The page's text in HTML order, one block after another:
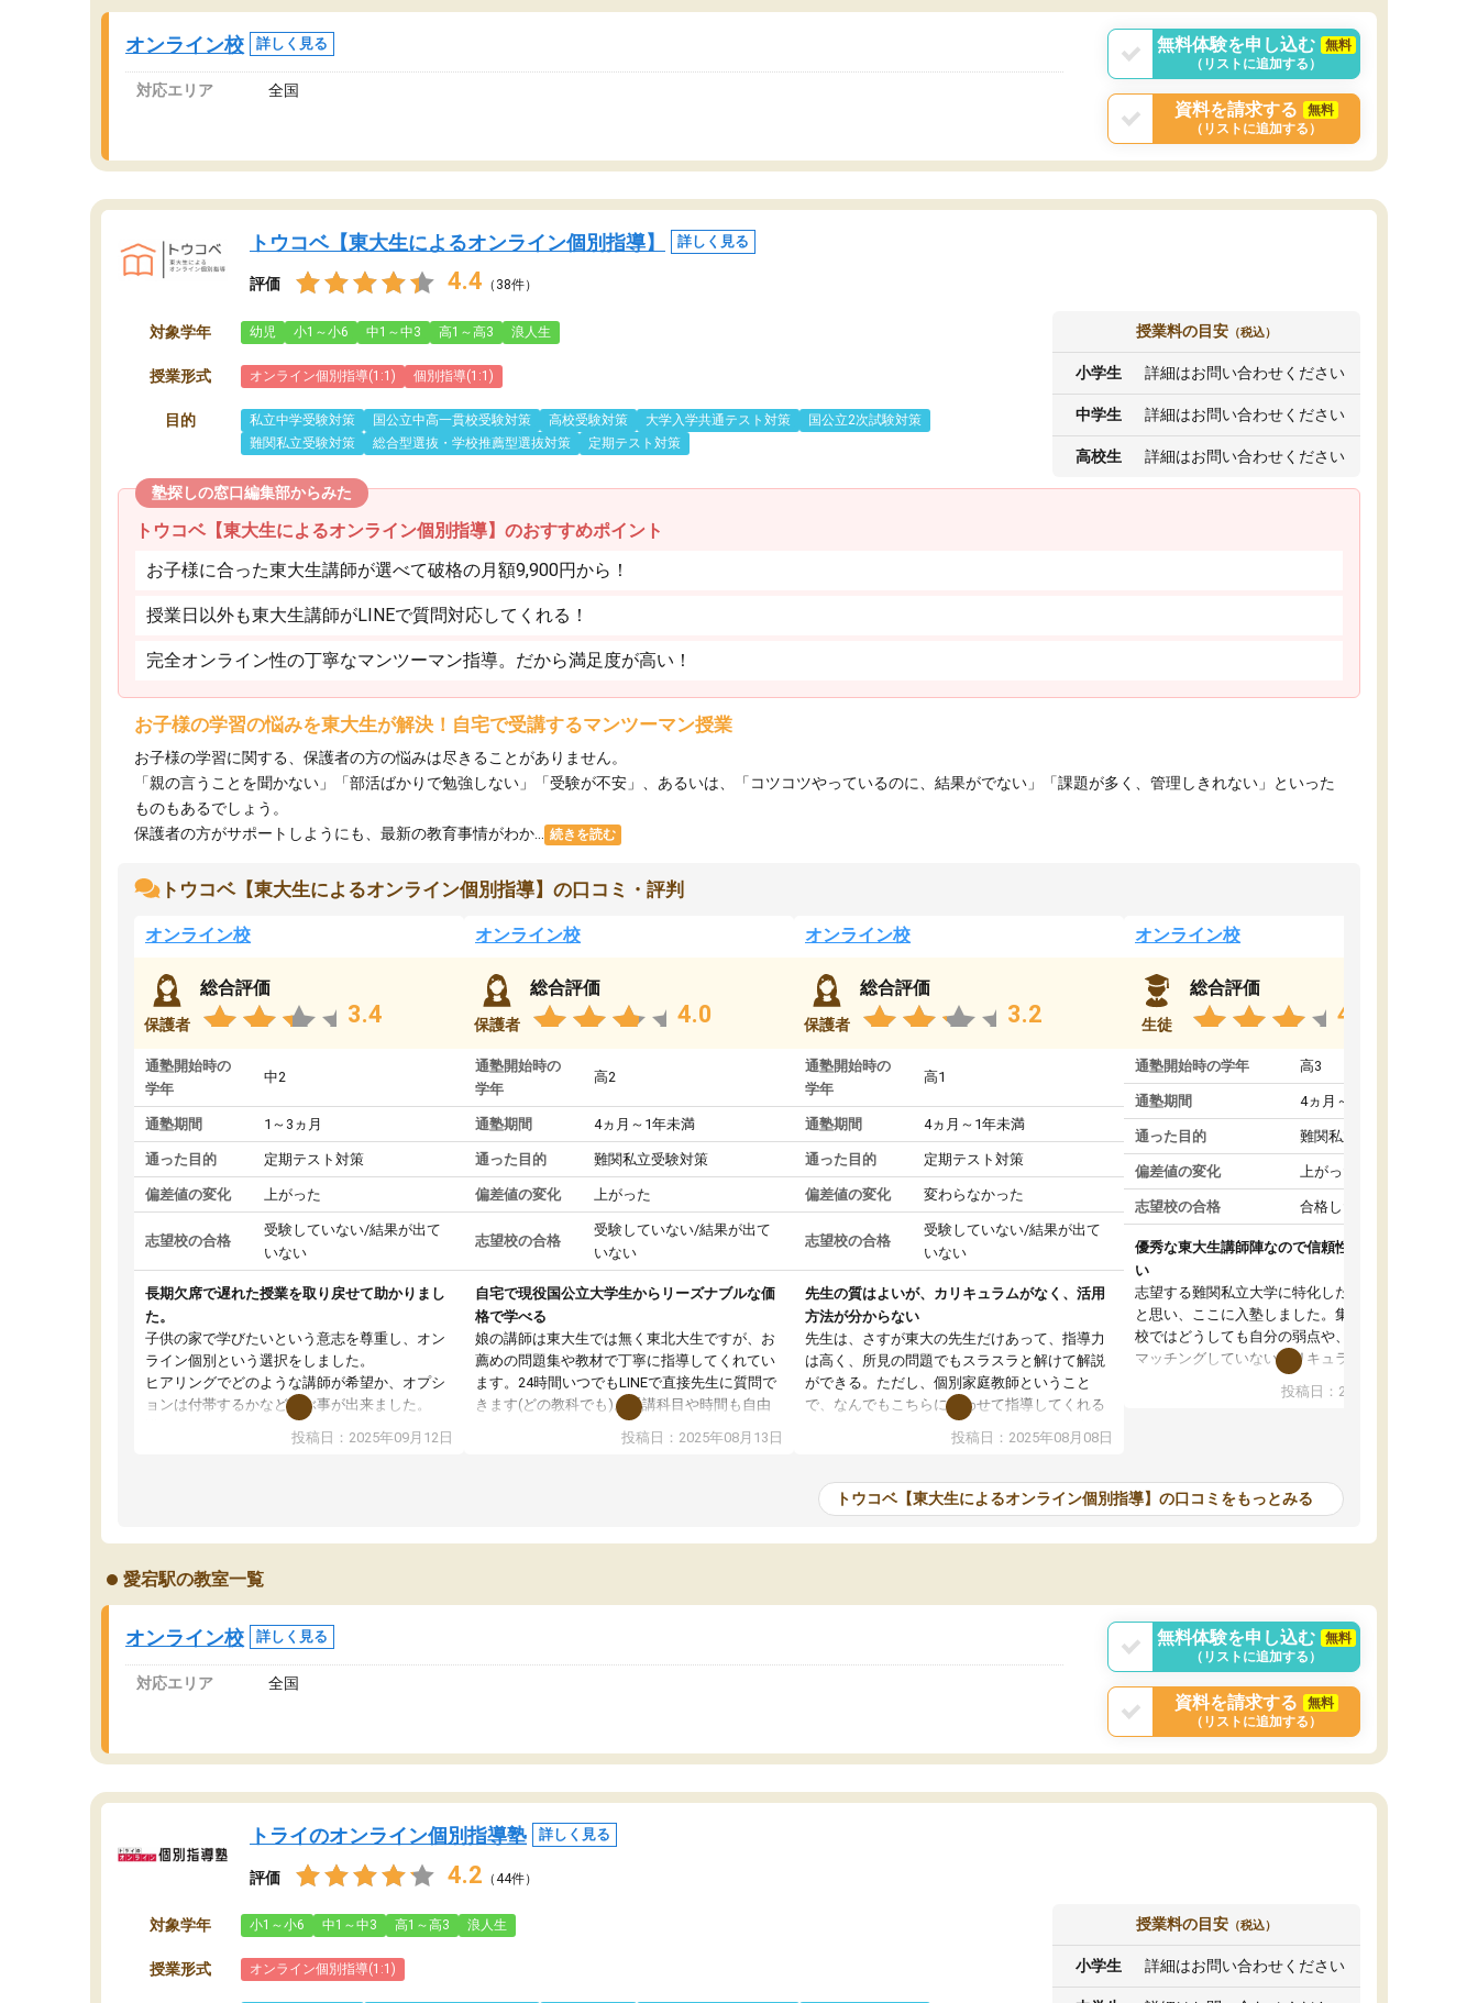
オンライン校 詳しく見る
対応エリア 全国
無料体験を申し込む
無料
（リストに追加する）
資料を請求する
無料
（リストに追加する）
トウコベ【東大生によるオンライン個別指導】 詳しく見る
評価 4.4 （38件）
対象学年 幼児 小1～小6 中1～中3 高1～高3 浪人生
授業形式 オンライン個別指導(1:1) 個別指導(1:1)
目的 私立中学受験対策 国公立中高一貫校受験対策 高校受験対策 大学入学共通テスト対策
国公立2次試験対策
難関私立受験対策
総合型選抜・学校推薦型選抜対策 定期テスト対策
授業料の目安 （税込）
小学生 詳細はお問い合わせください
中学生 詳細はお問い合わせください
高校生 詳細はお問い合わせください
塾探しの窓口編集部からみた
トウコベ【東大生によるオンライン個別指導】のおすすめポイント
お子様に合った東大生講師が選べて破格の月額9,900円から！
授業日以外も東大生講師がLINEで質問対応してくれる！
完全オンライン性の丁寧なマンツーマン指導。だから満足度が高い！
お子様の学習の悩みを東大生が解決！自宅で受講するマンツーマン授業
お子様の学習に関する、保護者の方の悩みは尽きることがありません。
「親の言うことを聞かない」「部活ばかりで勉強しない」「受験が不安」、あるいは、「コツコツやっているのに、結果がでない」「課題が多く、管理しきれない」といった
ものもあるでしょう。
保護者の方がサポートしようにも、最新の教育事情がわか...
続きを読む
トウコベ【東大生によるオンライン個別指導】の口コミ・評判
オンライン校
保護者
総合評価
3.4
通塾開始時の
学年
中2
通塾期間 1～3ヵ月
通った目的 定期テスト対策
偏差値の変化 上がった
志望校の合格
受験していない/結果が出て
いない
長期欠席で遅れた授業を取り戻せて助かりまし
た。
子供の家で学びたいという意志を尊重し、オン
ライン個別という選択をしました。
ヒアリングでどのような講師が希望か、オプシ
ョンは付帯するかなど選ぶ事が出来ました。
講師とのマッチング後講師との初回ミーティン
グを行い、その講師で良いか他の講師を希望す
オンラインツールを使用した単語帳の共有があ
り宿題もそちらで出される形でした。
2ヶ月で担当講師の方がお辞めになると言う事で
講師変更の申し出があり、あまりに短期での変
更だった為、塾に通う事にして退会しました。
遅れも取り戻せ、授業内容や講師の方は良かっ
投稿日：2025年09月12日
オンライン校
保護者
総合評価
4.0
通塾開始時の
学年
高2
通塾期間 4ヵ月～1年未満
通った目的 難関私立受験対策
偏差値の変化 上がった
志望校の合格
受験していない/結果が出て
いない
自宅で現役国公立大学生からリーズナブルな価
格で学べる
娘の講師は東大生では無く東北大生ですが、お
薦めの問題集や教材で丁寧に指導してくれてい
ます。24時間いつでもLINEで直接先生に質問で
きます(どの教科でも)。受講科目や時間も自由
に決めれるので、個人に合った勉強ができると
思います。カリキュラム相談みたいなのがあり
ます。講師も合わなければチェンジできます
投稿日：2025年08月13日
オンライン校
保護者
総合評価
3.2
通塾開始時の
学年
高1
通塾期間 4ヵ月～1年未満
通った目的 定期テスト対策
偏差値の変化 変わらなかった
志望校の合格
受験していない/結果が出て
いない
先生の質はよいが、カリキュラムがなく、活用
方法が分からない
先生は、さすが東大の先生だけあって、指導力
は高く、所見の問題でもスラスラと解けて解説
ができる。ただし、個別家庭教師ということ
で、なんでもこちらに合わせて指導してくれる
のだが、具体的なカリキュラムがない。当方
は、授業の先取り学習をするため、学校の教科
いただいたが、1時間の時間を使って進められる
範囲は限られており、それであれば自学自習で
なく、上手い活用の仕方が分からず辞めること
投稿日：2025年08月08日
オンライン校
生徒
総合評価
4.4
通塾開始時の学年 高3
通塾期間 4ヵ月～1年未満
通った目的 難関私立受験対策
偏差値の変化 上がった
志望校の合格 合格した
優秀な東大生講師陣なので信頼性や安心感が高
い
志望する難関私立大学に特化した準備をしたい
と思い、ここに入塾しました。集団指導の予備
校ではどうしても自分の弱点や、志望校対策に
マッチングしていないカリキュラムに不安を感
また受験のノウハウを蓄積している優秀な東大
ツーマン指導によって、自分の志望校にふさわ
しいオリジナルのカリキュラムを提案してくれ
と感じました。
投稿日：2024年02月19日
トウコベ【東大生によるオンライン個別指導】の口コミをもっとみる
愛宕駅の教室一覧
オンライン校 詳しく見る
対応エリア 全国
無料体験を申し込む
無料
（リストに追加する）
資料を請求する
無料
（リストに追加する）
トライのオンライン個別指導塾 詳しく見る
評価 4.2 （44件）
対象学年 小1～小6 中1～中3 高1～高3 浪人生
授業形式 オンライン個別指導(1:1)
授業料の目安 （税込）
小学生 詳細はお問い合わせください